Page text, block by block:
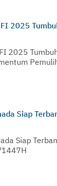
2025
2025
Siap
Siap